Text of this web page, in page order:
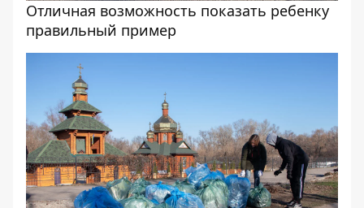
Отличная возможность показать ребенку
правильный пример